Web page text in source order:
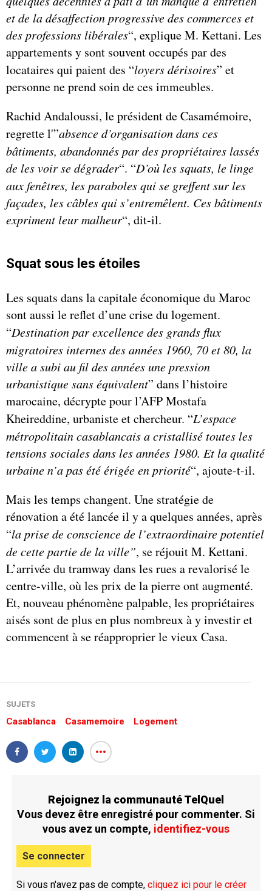
et de la désaffection progressive des commerces et
des professions libérales“, explique M. Kettani. Les
appartements y sont souvent occupés par des
locataires qui paient des “loyers dérisoires” et
personne ne prend soin de ces immeubles.
Rachid Andaloussi, le président de Casamémoire,
regrette l'”absence d’organisation dans ces
bâtiments, abandonnés par des propriétaires lassés
de les voir se dégrader“. “D’où les squats, le linge
aux fenêtres, les paraboles qui se greffent sur les
façades, les câbles qui s’entremêlent. Ces bâtiments
expriment leur malheur“, dit-il.
Squat sous les étoiles
Les squats dans la capitale économique du Maroc
sont aussi le reflet d’une crise du logement.
“Destination par excellence des grands flux
migratoires internes des années 1960, 70 et 80, la
ville a subi au fil des années une pression
urbanistique sans équivalent” dans l’histoire
marocaine, décrypte pour l’AFP Mostafa
Kheireddine, urbaniste et chercheur. “L’espace
métropolitain casablancais a cristallisé toutes les
tensions sociales dans les années 1980. Et la qualité
urbaine n’a pas été érigée en priorité“, ajoute-t-il.
Mais les temps changent. Une stratégie de
rénovation a été lancée il y a quelques années, après
“la prise de conscience de l’extraordinaire potentiel
de cette partie de la ville”, se réjouit M. Kettani.
L’arrivée du tramway dans les rues a revalorisé le
centre-ville, où les prix de la pierre ont augmenté.
Et, nouveau phénomène palpable, les propriétaires
aisés sont de plus en plus nombreux à y investir et
commencent à se réapproprier le vieux Casa.
SUJETS
Casablanca Casamemoire Logement
Rejoignez la communauté TelQuel
Vous devez être enregistré pour commenter. Si
vous avez un compte, identifiez-vous
Se connecter
Si vous n'avez pas de compte, cliquez ici pour le créer